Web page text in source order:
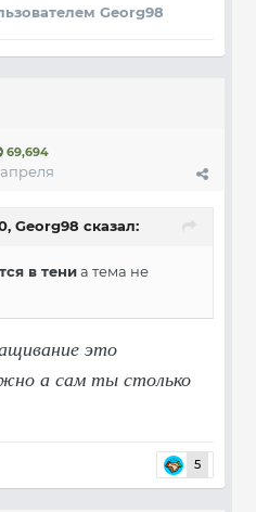
Georg98
69,694
Georg98 сказал:
в тениа темa не
это
а сам ты столько
5